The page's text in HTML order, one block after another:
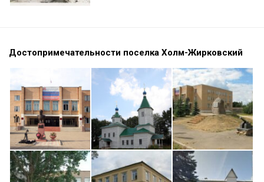
Достопримечательности поселка Холм-Жирковский